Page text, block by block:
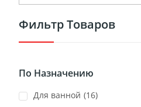
Фильтр Товаров
По Назначению
для ванной (16)